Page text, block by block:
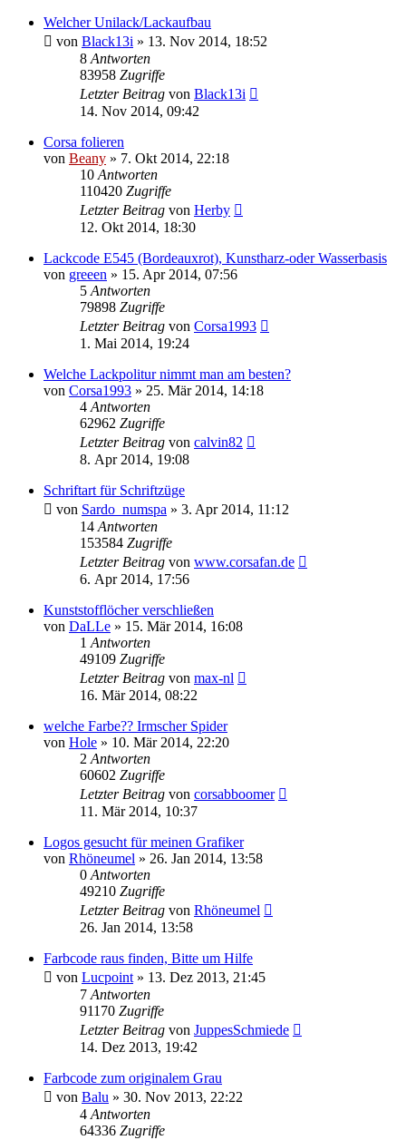
Welcher Unilack/Lackaufbau
von Black13i » 13. Nov 2014, 18:52
8 Antworten
83958 Zugriffe
Letzter Beitrag von Black13i
14. Nov 2014, 09:42
Corsa folieren
von Beany » 7. Okt 2014, 22:18
10 Antworten
110420 Zugriffe
Letzter Beitrag von Herby
12. Okt 2014, 18:30
Lackcode E545 (Bordeauxrot), Kunstharz-oder Wasserbasis
von greeen » 15. Apr 2014, 07:56
5 Antworten
79898 Zugriffe
Letzter Beitrag von Corsa1993
1. Mai 2014, 19:24
Welche Lackpolitur nimmt man am besten?
von Corsa1993 » 25. Mär 2014, 14:18
4 Antworten
62962 Zugriffe
Letzter Beitrag von calvin82
8. Apr 2014, 19:08
Schriftart für Schriftzüge
von Sardo_numspa » 3. Apr 2014, 11:12
14 Antworten
153584 Zugriffe
Letzter Beitrag von www.corsafan.de
6. Apr 2014, 17:56
Kunststofflöcher verschließen
von DaLLe » 15. Mär 2014, 16:08
1 Antworten
49109 Zugriffe
Letzter Beitrag von max-nl
16. Mär 2014, 08:22
welche Farbe?? Irmscher Spider
von Hole » 10. Mär 2014, 22:20
2 Antworten
60602 Zugriffe
Letzter Beitrag von corsabboomer
11. Mär 2014, 10:37
Logos gesucht für meinen Grafiker
von Rhöneumel » 26. Jan 2014, 13:58
0 Antworten
49210 Zugriffe
Letzter Beitrag von Rhöneumel
26. Jan 2014, 13:58
Farbcode raus finden, Bitte um Hilfe
von Lucpoint » 13. Dez 2013, 21:45
7 Antworten
91170 Zugriffe
Letzter Beitrag von JuppesSchmiede
14. Dez 2013, 19:42
Farbcode zum originalem Grau
von Balu » 30. Nov 2013, 22:22
4 Antworten
64336 Zugriffe